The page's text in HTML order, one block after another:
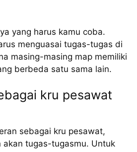
yang harus kamu coba.
menguasai tugas-tugas di
masing-masing map memiliki
berbeda satu sama lain.
kru pesawat
sebagai kru pesawat,
akan tugas-tugasmu. Untuk